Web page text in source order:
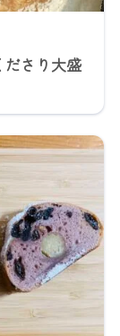
さり大盛